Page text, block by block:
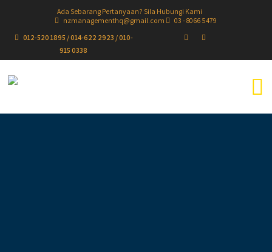
Ada Sebarang Pertanyaan? Sila Hubungi Kami
nzmanagementhq@gmail.com
03 - 8066 5479
012-520 1895 / 014-622 2923 / 010-
915 0338